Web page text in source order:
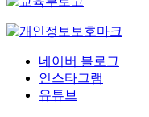
네이버 블로그
인스타그램
유튜브